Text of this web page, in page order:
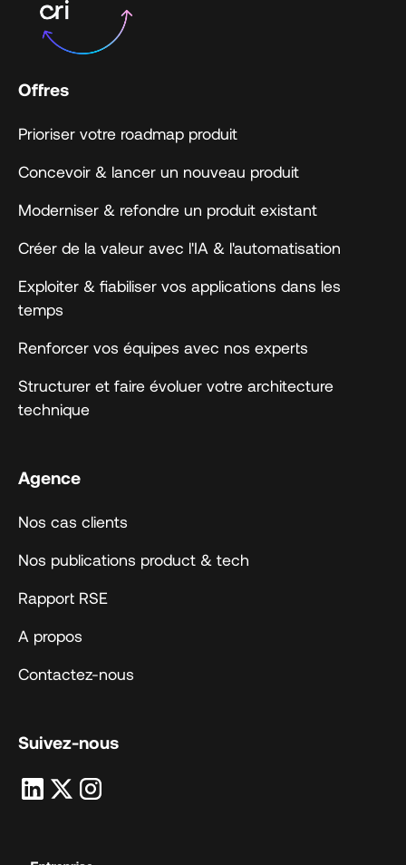
Offres
Prioriser votre roadmap produit
Concevoir & lancer un nouveau produit
Moderniser & refondre un produit existant
Créer de la valeur avec l'IA & l'automatisation
Exploiter & fiabiliser vos applications dans les
temps
Renforcer vos équipes avec nos experts
Structurer et faire évoluer votre architecture
technique
Agence
Nos cas clients
Nos publications product & tech
Rapport RSE
A propos
Contactez-nous
Suivez-nous